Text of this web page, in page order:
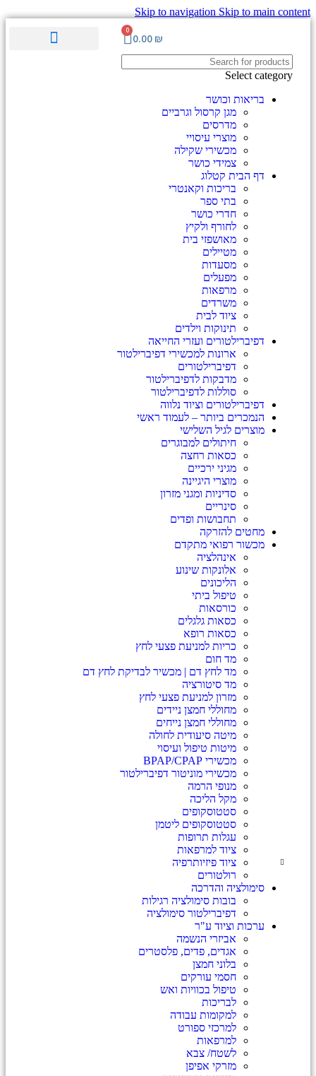
Skip to navigation Skip to main content
0.00 ₪
0
Select category
בריאות וכושר
מגן קרסול וגרביים
מדרסים
מוצרי עיסויי
מכשירי שקילה
צמידי כושר
דף הבית קטלוג
בריכות וקאנטרי
בתי ספר
חדרי כושר
לחורף ולקיץ
מאושפזי בית
מטיילים
מסעדות
מפעלים
מרפאות
משרדים
ציוד לבית
תינוקות וילדים
דפיברילטורים ועזרי החייאה
ארונות למכשירי דפיברילטור
דפיברילטורים
מדבקות לדפיברילטור
סוללות לדפיברילטור
דפיברילטורים וציוד נלווה
הנמכרים ביותר – לעמוד ראשי
מוצרים לגיל השלישי
חיתולים למבוגרים
כסאות רחצה
מגיני ירכיים
מוצרי היגיינה
סדיניות ומגני מזרון
סינריים
תחבושות ופדים
מחטים להזרקה
מכשור רפואי מתקדם
אינהלציה
אלונקות שינוע
הליכונים
טיפול ביתי
כורסאות
כסאות גלגלים
כסאות רופא
כריות למניעת פצעי לחץ
מד חום
מד לחץ דם | מכשיר לבדיקת לחץ דם
מד סיטורציה
מזרון למניעת פצעי לחץ
מחוללי חמצן ניידים
מחוללי חמצן נייחים
מיטה סיעודית לחולה
מיטות טיפול ועיסוי
מכשירי BPAP/CPAP
מכשירי מוניטור דפיברילטור
מנופי הרמה
מקל הליכה
סטטוסקופים
סטטוסקופים ליטמן
עגלות תרופות
ציוד למרפאות
ציוד פיזיותרפיה
רולטורים
סימולציה והדרכה
בובות סימולציה רגילות
דפיברילטור סימולציה
ערכות וציוד ע"ר
אביזרי הנשמה
אגדים, פדים, פלסטרים
בלוני חמצן
חסמי עורקים
טיפול בכוויות ואש
לבריכות
למקומות עבודה
למרכזי ספורט
למרפאות
לשטח/ צבא
מזרקי אפיפן